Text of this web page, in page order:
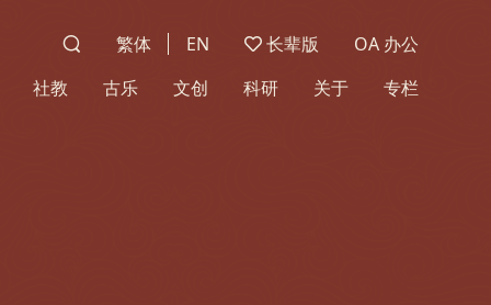
繁体 EN 长辈版
OA 办公
社教 古乐 文创 科研 关于 专栏